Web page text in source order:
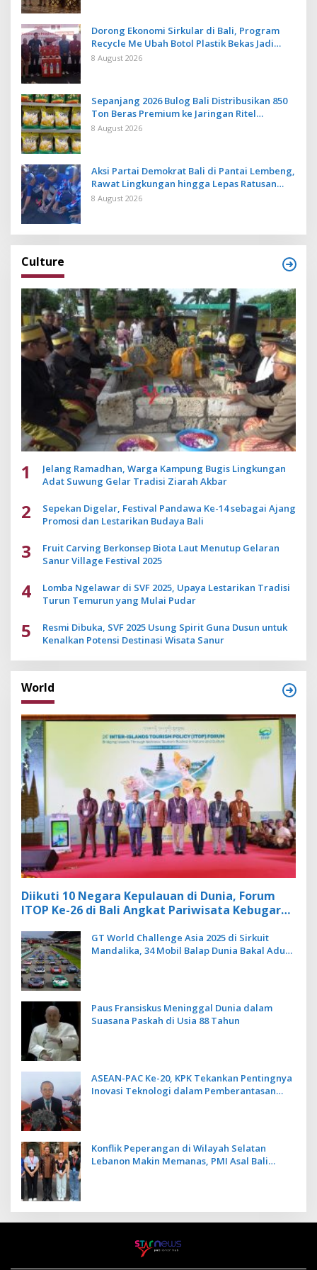
Dorong Ekonomi Sirkular di Bali, Program
Recycle Me Ubah Botol Plastik Bekas Jadi
Bahan Baku Baru
8 August 2026
Sepanjang 2026 Bulog Bali Distribusikan 850
Ton Beras Premium ke Jaringan Ritel
Moderen
8 August 2026
Aksi Partai Demokrat Bali di Pantai Lembeng,
Rawat Lingkungan hingga Lepas Ratusan
Tukik Bedawang Nala
8 August 2026
Culture
1
Jelang Ramadhan, Warga Kampung Bugis Lingkungan
Adat Suwung Gelar Tradisi Ziarah Akbar
2
Sepekan Digelar, Festival Pandawa Ke-14 sebagai Ajang
Promosi dan Lestarikan Budaya Bali
3
Fruit Carving Berkonsep Biota Laut Menutup Gelaran
Sanur Village Festival 2025
4
Lomba Ngelawar di SVF 2025, Upaya Lestarikan Tradisi
Turun Temurun yang Mulai Pudar
5
Resmi Dibuka, SVF 2025 Usung Spirit Guna Dusun untuk
Kenalkan Potensi Destinasi Wisata Sanur
World
Diikuti 10 Negara Kepulauan di Dunia, Forum
ITOP Ke-26 di Bali Angkat Pariwisata Kebugaran
GT World Challenge Asia 2025 di Sirkuit
Mandalika, 34 Mobil Balap Dunia Bakal Adu
Paus Fransiskus Meninggal Dunia dalam
Suasana Paskah di Usia 88 Tahun
ASEAN-PAC Ke-20, KPK Tekankan Pentingnya
Inovasi Teknologi dalam Pemberantasan
Konflik Peperangan di Wilayah Selatan
Lebanon Makin Memanas, PMI Asal Bali